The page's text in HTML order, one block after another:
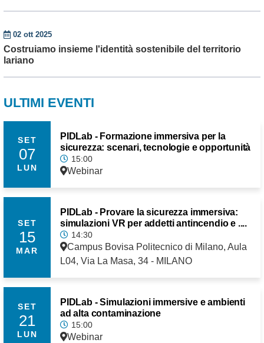
02 ott 2025
Costruiamo insieme l'identità sostenibile del territorio
lariano
ULTIMI EVENTI
SET
07
LUN
PIDLab - Formazione immersiva per la
sicurezza: scenari, tecnologie e opportunità
15:00
Webinar
SET
15
MAR
PIDLab - Provare la sicurezza immersiva:
simulazioni VR per addetti antincendio e ....
14:30
Campus Bovisa Politecnico di Milano, Aula
L04, Via La Masa, 34 - MILANO
SET
21
LUN
PIDLab - Simulazioni immersive e ambienti
ad alta contaminazione
15:00
Webinar